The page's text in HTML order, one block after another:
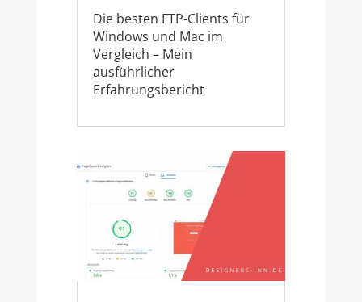
Die besten FTP-Clients für
Windows und Mac im
Vergleich – Mein
ausführlicher
Erfahrungsbericht